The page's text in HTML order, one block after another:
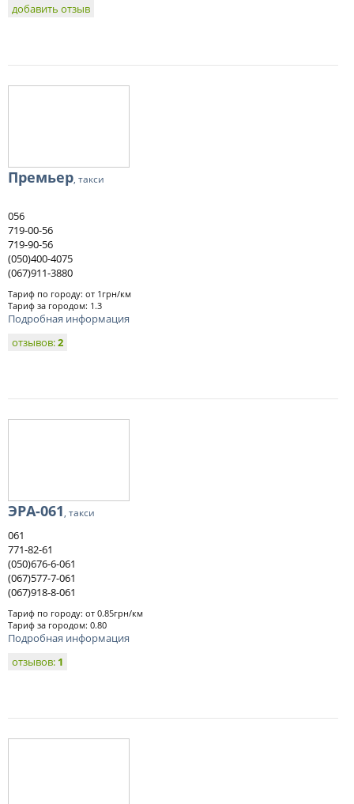
добавить отзыв
Премьер, такси
056
719-00-56
719-90-56
(050)400-4075
(067)911-3880
Тариф по городу: от 1грн/км
Тариф за городом: 1.3
Подробная информация
отзывов:2
ЭРА-061, такси
061
771-82-61
(050)676-6-061
(067)577-7-061
(067)918-8-061
Тариф по городу: от 0.85грн/км
Тариф за городом: 0.80
Подробная информация
отзывов: 1